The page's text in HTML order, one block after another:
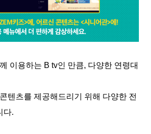
이용하는 B tv인 만큼, 다양한 연령대
텐츠를 제공해드리기 위해 다양한 전
다.